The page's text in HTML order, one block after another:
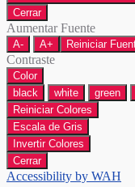
Cerrar
Aumentar Fuente
A- A+ Reiniciar
Contraste
Color
black
white green
Reiniciar Colores
Escala de Gris
Invertir Colores
Cerrar
Accessibility by WAH